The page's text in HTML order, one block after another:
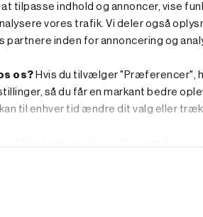
tilpasse indhold og annoncer, vise
vores trafik. Vi deler også
partnere inden for annoncering og
os? Hvis du tilvælger "Præferencer",
så du får en markant bedre
til enhver tid ændre dit valg eller
hk
Varenr. 8005683
62,44 krGO' PRIS
inkl. moms
15 hk motorer